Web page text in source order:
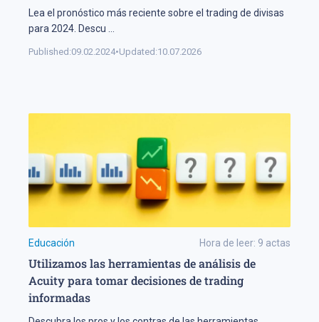
Lea el pronóstico más reciente sobre el trading de divisas
para 2024. Descu
Published:09.02.2024•Updated:10.07.2026
Educación Hora de leer: 9 actas
Utilizamos las herramientas de análisis de
Acuity para tomar decisiones de trading
informadas